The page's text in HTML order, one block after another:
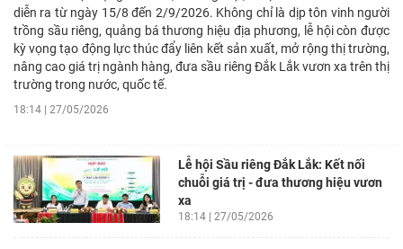
diễn ra từ ngày 15/8 đến 2/9/2026. Không chỉ là dịp tôn vinh người
trồng sầu riêng, quảng bá thương hiệu địa phương, lễ hội còn được
kỳ vọng tạo động lực thúc đẩy liên kết sản xuất, mở rộng thị trường,
nâng cao giá trị ngành hàng, đưa sầu riêng Đắk Lắk vươn xa trên thị
trường trong nước, quốc tế.
18:14 | 27/05/2026
Lễ hội Sầu riêng Đắk Lắk: Kết nối
chuỗi giá trị - đưa thương hiệu vươn
xa
18:14 | 27/05/2026